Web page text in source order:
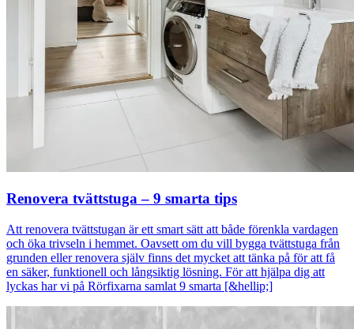
Renovera tvättstuga – 9 smarta tips
Att renovera tvättstugan är ett smart sätt att både förenkla vardagen
och öka trivseln i hemmet. Oavsett om du vill bygga tvättstuga från
grunden eller renovera själv finns det mycket att tänka på för att få
en säker, funktionell och långsiktig lösning. För att hjälpa dig att
lyckas har vi på Rörfixarna samlat 9 smarta [&hellip;]